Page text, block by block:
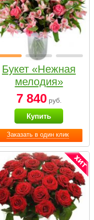
Заказать в один клик
Букет «Нежная
мелодия»
7 840руб.
Купить